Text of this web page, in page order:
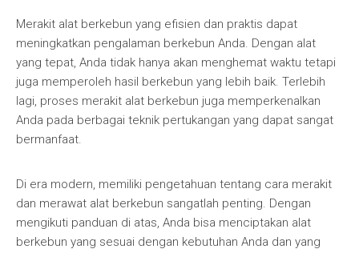
Merakit alat berkebun yang efisien dan praktis dapat
meningkatkan pengalaman berkebun Anda. Dengan alat
yang tepat, Anda tidak hanya akan menghemat waktu tetapi
juga memperoleh hasil berkebun yang lebih baik. Terlebih
lagi, proses merakit alat berkebun juga memperkenalkan
Anda pada berbagai teknik pertukangan yang dapat sangat
bermanfaat.
Di era modern, memiliki pengetahuan tentang cara merakit
dan merawat alat berkebun sangatlah penting. Dengan
mengikuti panduan di atas, Anda bisa menciptakan alat
berkebun yang sesuai dengan kebutuhan Anda dan yang